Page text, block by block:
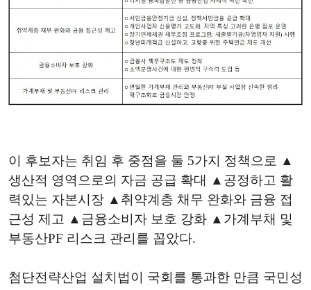
이 후보자는 취임 후 중점을 둘 5가지 정책으로 ▲
생산적 영역으로의 자금 공급 확대 ▲공정하고 활
력있는 자본시장 ▲취약계층 채무 완화와 금융 접
근성 제고 ▲금융소비자 보호 강화 ▲가계부채 및
부동산PF 리스크 관리를 꼽았다.
첨단전략산업 설치법이 국회를 통과한 만큼 국민성